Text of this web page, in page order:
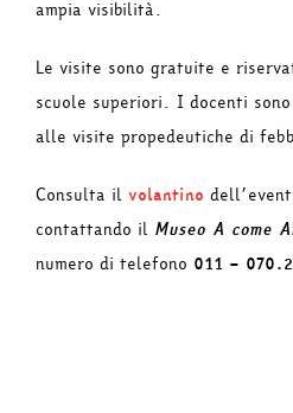
ampia visibilità.
Le visite sono gratuite e
scuole superiori. I docenti
alle visite propedeutiche di
Consulta il volantino
contattando il Museo A come
numero di telefono 011 –